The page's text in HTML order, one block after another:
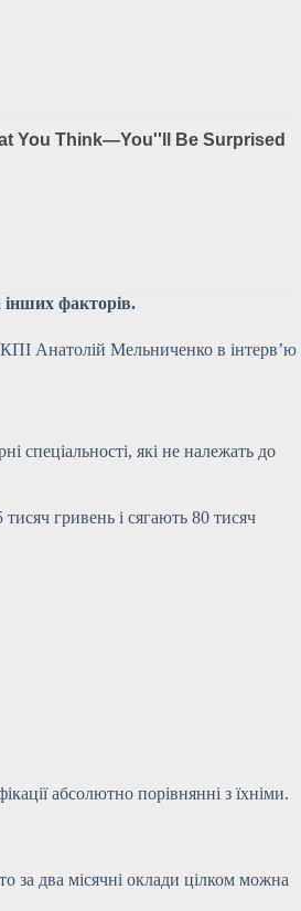
інших факторів.
КПІ Анатолій Мельниченко в інтерв’ю
спеціальності, які не належать до
гривень і сягають 80 тисяч
абсолютно порівнянні з їхніми.
за два місячні оклади цілком можна